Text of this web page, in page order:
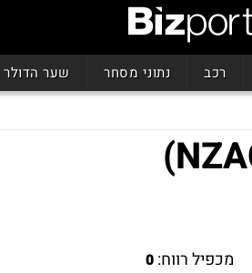
רכב נתוני מסחר שער הדולר
מכפיל רווח: 0